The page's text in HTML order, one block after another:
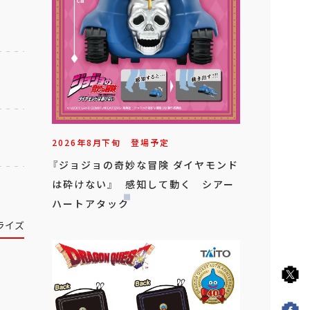
イズ
2026年8月下旬 登場予定
『ジョジョの奇妙な冒険 ダイヤモンド
は砕けない』 感知して動く シアー
ハートアタック